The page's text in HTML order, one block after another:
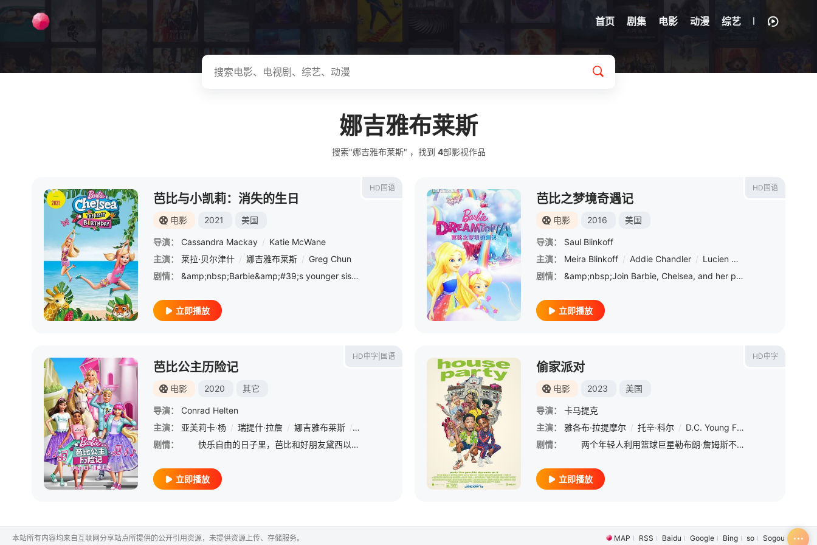
首页 剧集 电影 动漫 综艺
娜吉雅布莱斯
搜索"娜吉雅布莱斯" ，找到 4部影视作品
HD国语
芭比与小凯莉：消失的生日
电影 2021 美国
导演： Cassandra Mackay / Katie McWane
主演：
莱拉·贝尔津什 / 娜吉雅布莱斯 / Greg Chun
剧情：
&amp;nbsp;Barbie&amp;#39;s younger sister Chelsea is trying to celebrate her 7th birthday but her birthday i
立即播放
HD国语
芭比之梦境奇遇记
电影 2016 美国
导演：
Saul Blinkoff
主演：
Meira Blinkoff / Addie Chandler / Lucien Dodge
剧情：
&amp;nbsp;Join Barbie, Chelsea, and her puppy Honey as they swim through rainbow rivers with beautiful m
立即播放
HD中字|国语
芭比公主历险记
电影 2020 其它
导演：
Conrad Helten
主演：
亚美莉卡·杨 / 瑞提什·拉詹 / 娜吉雅布莱斯 / 格雷格·秦 Kirsten Day / 戴夫·芬诺伊 Lisa Fuson / 艾瑞卡·林贝克 / 克里斯蒂娜·米利齐亚 / 卡桑德拉·李·莫里斯
剧情：
快乐自由的日子里，芭比和好朋友黛西以及家人们合作创作属于自己的歌曲和视频，彼此感到幸福无比。她们的短视频通过网络传遍全世界，也传到了美丽宁静的地中海浪漫之国弗洛拉维亚。这里生活着与芭比长着分外相似
立即播放
HD中字
偷家派对
电影 2023 美国
导演：
卡马提克
主演：
雅各布·拉提摩尔 / 托辛·科尔 / D.C. Young Fly
剧情：
两个年轻人利用篮球巨星勒布朗·詹姆斯不在家中的黄金机会，偷偷潜入他家，策划了一场疯狂宴会。
立即播放
MAP RSS Baidu Google Bing so Sogou SM
本站所有内容均来自互联网分享站点所提供的公开引用资源，未提供资源上传、存储服务。